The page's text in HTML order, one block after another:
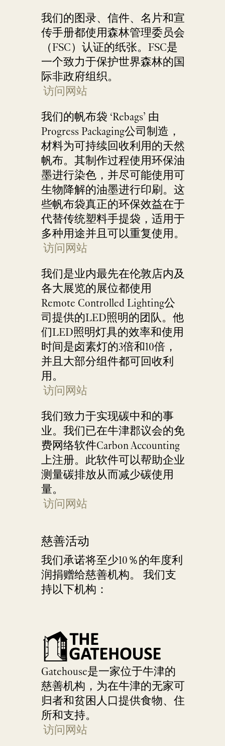
我们的图录、信件、名片和宣
传手册都使用森林管理委员会
（FSC）认证的纸张。FSC是
一个致力于保护世界森林的国
际非政府组织。
访问网站
我们的帆布袋 ‘Rebags’ 由
Progress Packaging公司制造，
材料为可持续回收利用的天然
帆布。其制作过程使用环保油
墨进行染色，并尽可能使用可
生物降解的油墨进行印刷。这
些帆布袋真正的环保效益在于
代替传统塑料手提袋，适用于
多种用途并且可以重复使用。
访问网站
我们是业内最先在伦敦店内及
各大展览的展位都使用
Remote Controlled Lighting公
司提供的LED照明的团队。他
们LED照明灯具的效率和使用
时间是卤素灯的3倍和10倍，
并且大部分组件都可回收利
用。
访问网站
我们致力于实现碳中和的事
业。我们已在牛津郡议会的免
费网络软件Carbon Accounting
上注册。此软件可以帮助企业
测量碳排放从而减少碳使用
量。
访问网站
慈善活动
我们承诺将至少10％的年度利
润捐赠给慈善机构。 我们支
持以下机构：
Gatehouse是一家位于牛津的
慈善机构，为在牛津的无家可
归者和贫困人口提供食物、住
所和支持。
访问网站